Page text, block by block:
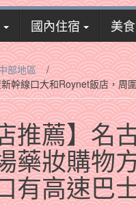
國內住宿 美
部地區
/
幹線口大和Roynet飯店，周
推薦】名
藥妝購物
有高速巴